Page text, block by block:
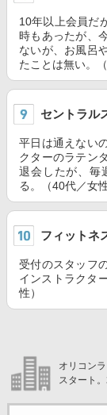
10年以上会員だ
時もあったが、
ないが、お風呂
たことは無い。
セントラル
平日は通えない
クターのラテン
退会したが、毎
る。（40代／女性
フィットネ
受付のスタッフ
インストラクタ
性）
オリコン
スタート